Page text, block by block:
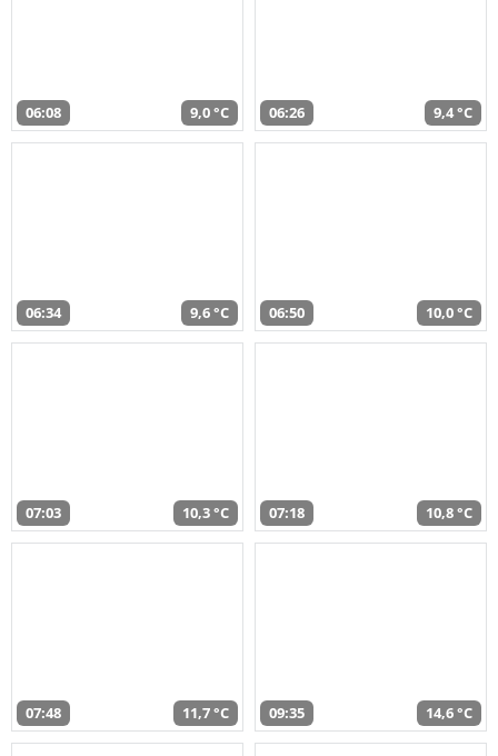
06:08 9,0 °C 06:26 9,4 °C
06:34 9,6 °C 06:50 10,0 °C
07:03 10,3 °C 07:18 10,8 °C
07:48 11,7 °C 09:35 14,6 °C